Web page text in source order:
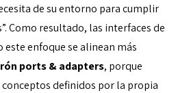
de su entorno para cumplir
Como resultado, las interfaces de
enfoque se alinean más
ports & adapters, porque
definidos por la propia